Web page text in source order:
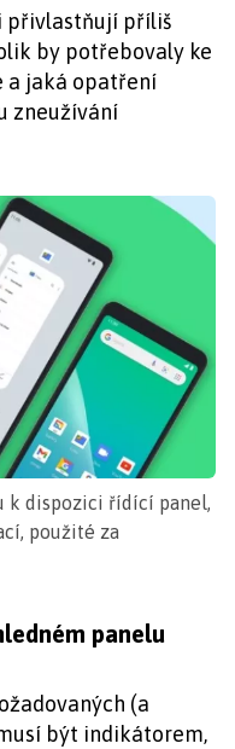
přivlastňují příliš
by potřebovaly ke
a jaká opatření
zneužívání
k dispozici řídící panel,
použité za
panelu
(a
být indikátorem,